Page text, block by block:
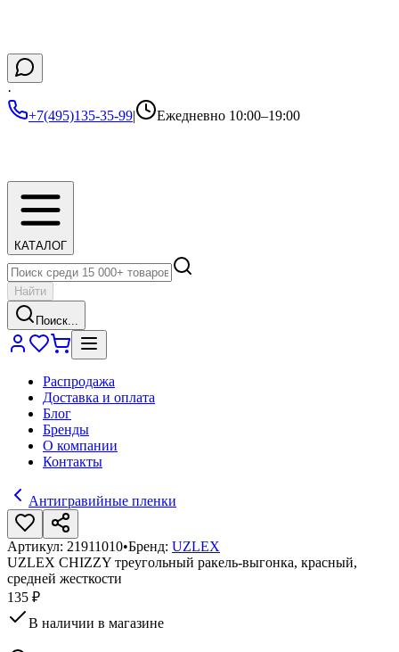
·
+7(495)135-35-99| Ежедневно 10:00–19:00
КАТАЛОГ
Найти
Поиск...
Распродажа
Доставка и оплата
Блог
Бренды
О компании
Контакты
Антигравийные пленки
Артикул: 21911010•Бренд: UZLEX
UZLEX CHIZZY треугольный ракель-выгонка, красный,
средней жесткости
135 ₽
В наличии в магазине